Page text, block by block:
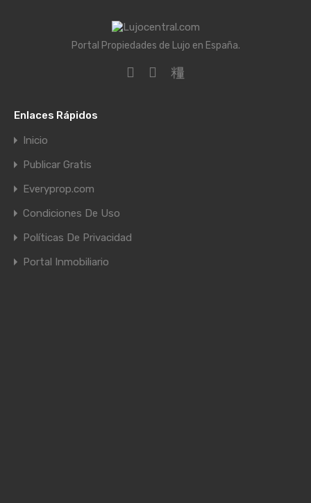
Portal Propiedades de Lujo en España.
Enlaces Rápidos
Inicio
Publicar Gratis
Everyprop.com
Condiciones De Uso
Políticas De Privacidad
Portal Inmobiliario